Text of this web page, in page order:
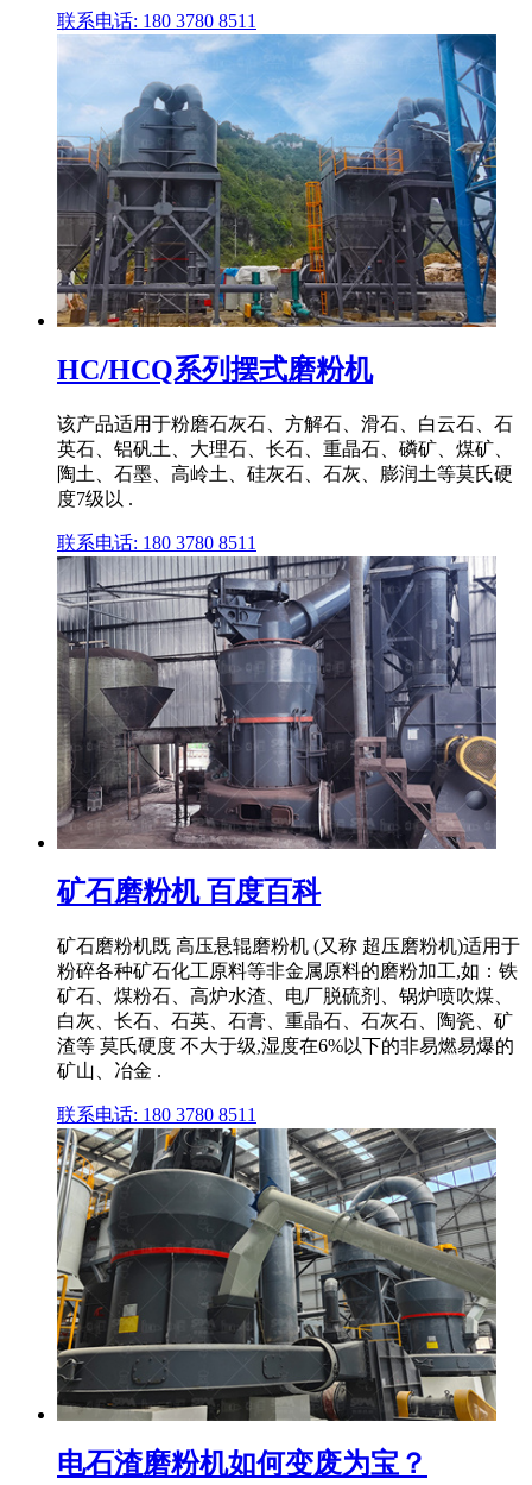
联系电话: 180 3780 8511
HC/HCQ系列摆式磨粉机
该产品适用于粉磨石灰石、方解石、滑石、白云石、石
英石、铝矾土、大理石、长石、重晶石、磷矿、煤矿、
陶土、石墨、高岭土、硅灰石、石灰、膨润土等莫氏硬
度7级以 .
联系电话: 180 3780 8511
矿石磨粉机 百度百科
矿石磨粉机既 高压悬辊磨粉机 (又称 超压磨粉机)适用于
粉碎各种矿石化工原料等非金属原料的磨粉加工,如：铁
矿石、煤粉石、高炉水渣、电厂脱硫剂、锅炉喷吹煤、
白灰、长石、石英、石膏、重晶石、石灰石、陶瓷、矿
渣等 莫氏硬度 不大于级,湿度在6%以下的非易燃易爆的
矿山、冶金 .
联系电话: 180 3780 8511
电石渣磨粉机如何变废为宝？